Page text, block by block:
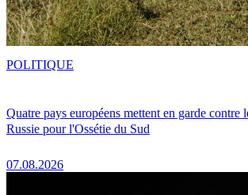
Quatre pays européens mettent en garde contre
Russie pour l'Ossétie du Sud
07.08.2026
POLITIQUE